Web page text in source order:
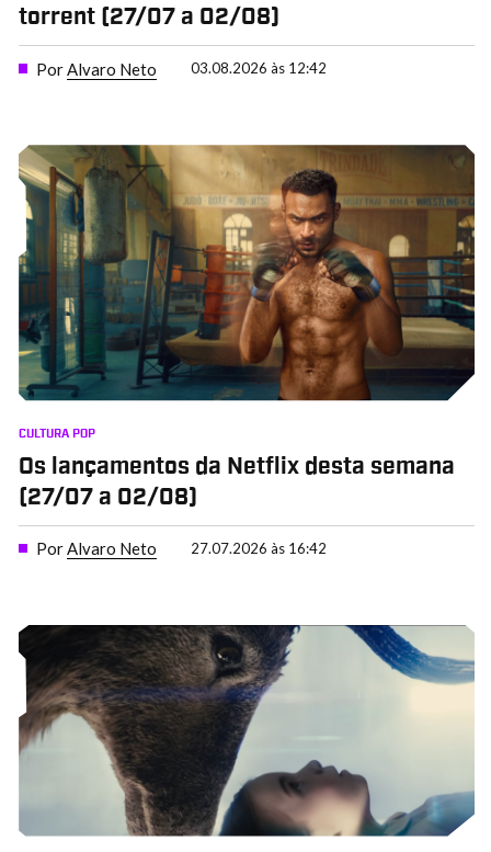
torrent (27/07 a 02/08)
Por Alvaro Neto 03.08.2026 às 12:42
CULTURA POP
Os lançamentos da Netflix desta semana
(27/07 a 02/08)
PorAlvaro Neto 27.07.2026 às 16:42